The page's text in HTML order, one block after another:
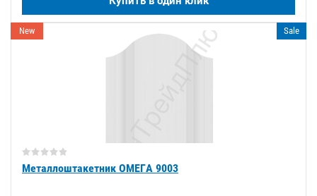
New Sale
Металлоштакетник ОМЕГА 9003